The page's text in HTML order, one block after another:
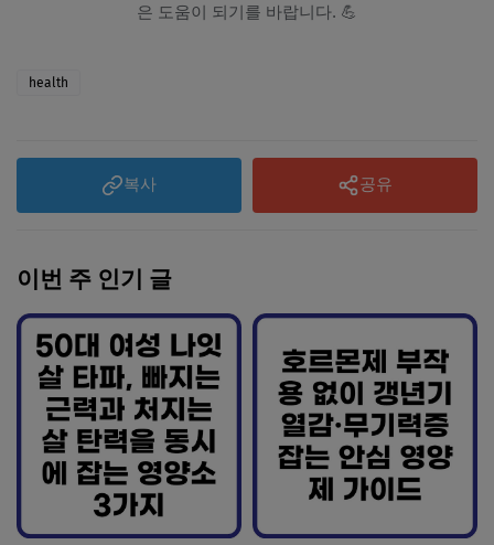
은 도움이 되기를 바랍니다. 💪
health
복사 공유
이번 주 인기 글